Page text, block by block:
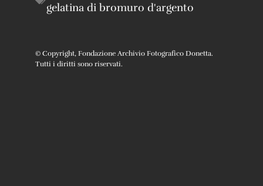
gelatina di bromuro d'argento
© Copyright, Fondazione Archivio Fotografico Donetta.
Tutti i diritti sono riservati.